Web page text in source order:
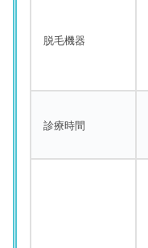
脱毛機器
診療時間